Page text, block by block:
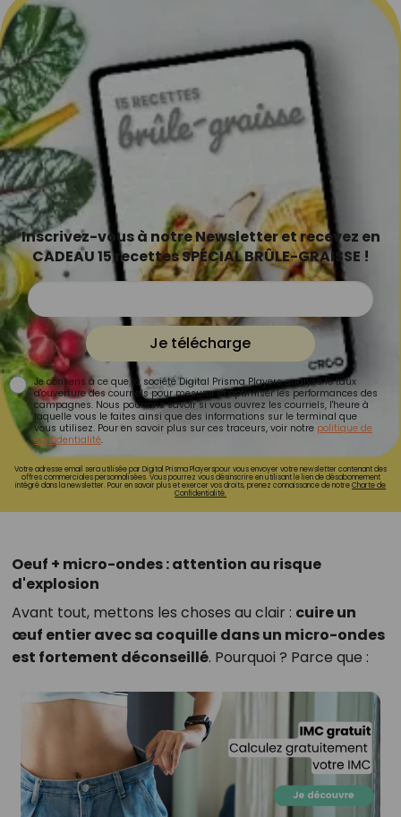
Inscrivez-vous à notre Newsletter et recevez en
CADEAU 15 recettes SPÉCIAL BRÛLE-GRAISSE !
Je télécharge
Je consens à ce que la société Digital Prisma Players analyse le taux
d'ouverture des courriels pour mesurer et optimiser les performances des
campagnes. Nous pourrons savoir si vous ouvrez les courriels, l'heure à
laquelle vous le faites ainsi que des informations sur le terminal que
vous utilisez. Pour en savoir plus sur ces traceurs, voir notre politique de
confidentialité.
Votre adresse email sera utilisée par Digital Prisma Playerspour vous envoyer votre newsletter contenant des
offres commerciales personnalisées. Vous pourrez vous désinscrire en utilisant le lien de désabonnement
intégré dans la newsletter. Pour en savoir plus et exercer vos droits, prenez connaissance de notreCharte de
Confidentialité.
Oeuf + micro-ondes : attention au risque
d'explosion
Avant tout, mettons les choses au clair : cuire un
œuf entier avec sa coquille dans un micro-ondes
est fortement déconseillé. Pourquoi ? Parce que :